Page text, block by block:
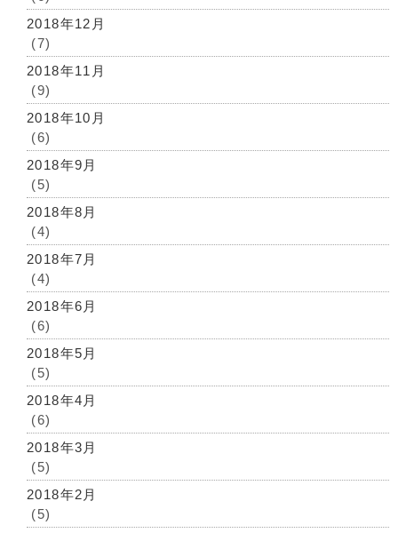
2018年12月
(7)
2018年11月
(9)
2018年10月
(6)
2018年9月
(5)
2018年8月
(4)
2018年7月
(4)
2018年6月
(6)
2018年5月
(5)
2018年4月
(6)
2018年3月
(5)
2018年2月
(5)